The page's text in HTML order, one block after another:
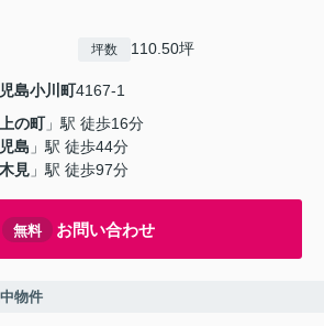
坪数 110.50坪
児島小川町4167-1
上の町」駅 徒歩16分
児島 」駅 徒歩44分
木見 」駅 徒歩97分
無料 お問い合わせ
物件